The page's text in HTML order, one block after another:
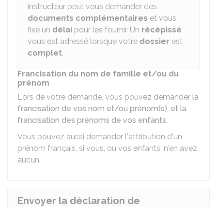
instructeur peut vous demander des
documents complémentaires et vous
fixe un délai pour les fournir. Un récépissé
vous est adressé lorsque votre dossier est
complet.
Francisation du nom de famille et/ou du
prénom
Lors de votre demande, vous pouvez demander la
francisation de vos nom et/ou prénom(s), et la
francisation des prénoms de vos enfants.
Vous pouvez aussi demander l'attribution d'un
prénom français, si vous, ou vos enfants, n'en avez
aucun.
Envoyer la déclaration de